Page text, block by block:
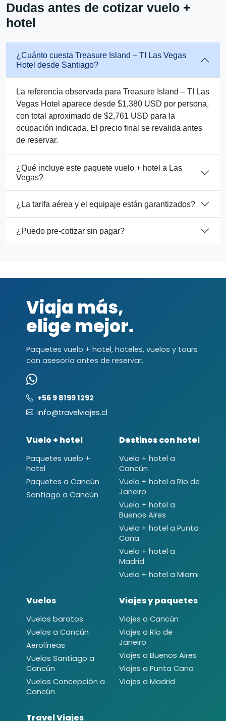
Dudas antes de cotizar vuelo +
hotel
¿Cuánto cuesta Treasure Island – TI Las Vegas
Hotel desde Santiago?
La referencia observada para Treasure Island – TI Las
Vegas Hotel aparece desde $1,380 USD por persona,
con total aproximado de $2,761 USD para la
ocupación indicada. El precio final se revalida antes
de reservar.
¿Qué incluye este paquete vuelo + hotel a Las
Vegas?
¿La tarifa aérea y el equipaje están garantizados?
¿Puedo pre-cotizar sin pagar?
Viaja más,
elige mejor.
Paquetes vuelo + hotel, hoteles, vuelos y tours
con asesoría antes de reservar.
+56 9 8199 1292
info@travelviajes.cl
Vuelo + hotel
Paquetes vuelo +
hotel
Paquetes a Cancún
Santiago a Cancún
Destinos con hotel
Vuelo + hotel a
Cancún
Vuelo + hotel a Río de
Janeiro
Vuelo + hotel a
Buenos Aires
Vuelo + hotel a Punta
Cana
Vuelo + hotel a
Madrid
Vuelo + hotel a Miami
Vuelos
Vuelos baratos
Vuelos a Cancún
Aerolíneas
Vuelos Santiago a
Cancún
Vuelos Concepción a
Cancún
Viajes y paquetes
Viajes a Cancún
Viajes a Río de
Janeiro
Viajes a Buenos Aires
Viajes a Punta Cana
Viajes a Madrid
Travel Viajes